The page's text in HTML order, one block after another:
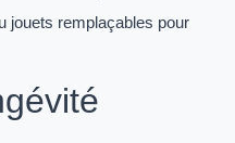
jouets remplaçables pour